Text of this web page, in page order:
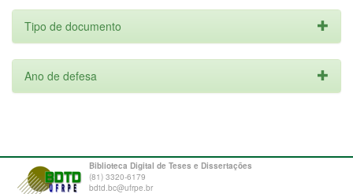
Tipo de documento
Ano de defesa
Biblioteca Digital de Teses e Dissertações
(81) 3320-6179
bdtd.bc@ufrpe.br